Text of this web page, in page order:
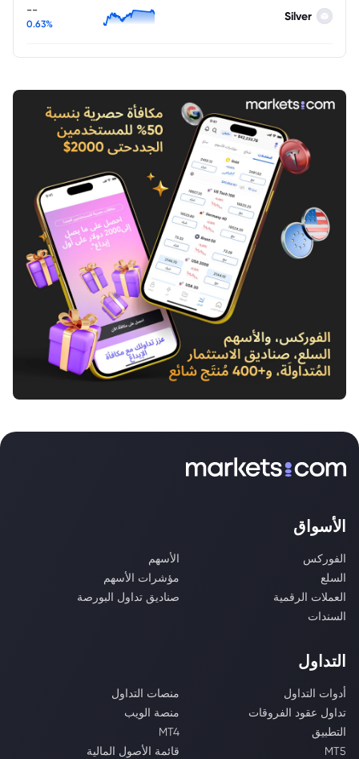
Silver
--
0.63%
الأسواق
الفوركس
الأسهم
السلع
مؤشرات الأسهم
العملات الرقمية
صناديق تداول البورصة
السندات
التداول
أدوات التداول
منصات التداول
تداول عقود الفروقات
منصة الويب
التطبيق
MT4
MT5
قائمة الأصول المالية